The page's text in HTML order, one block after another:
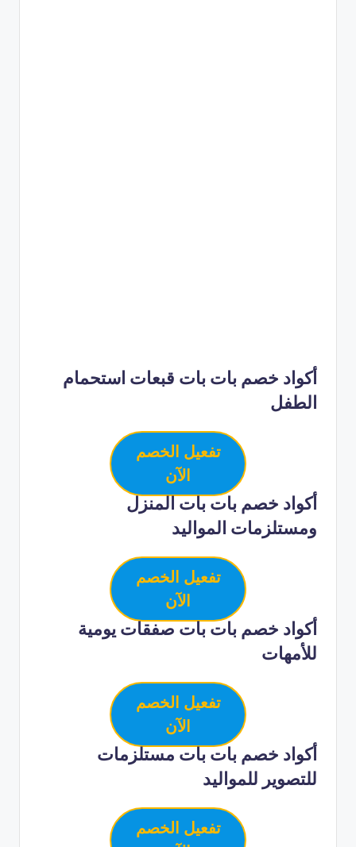
أكواد خصم بات بات قبعات استحمام
الطفل
تفعيل الخصم
الآن
أكواد خصم بات بات المنزل
ومستلزمات المواليد
تفعيل الخصم
الآن
أكواد خصم بات بات صفقات يومية
للأمهات
تفعيل الخصم
الآن
أكواد خصم بات بات مستلزمات
للتصوير للمواليد
تفعيل الخصم